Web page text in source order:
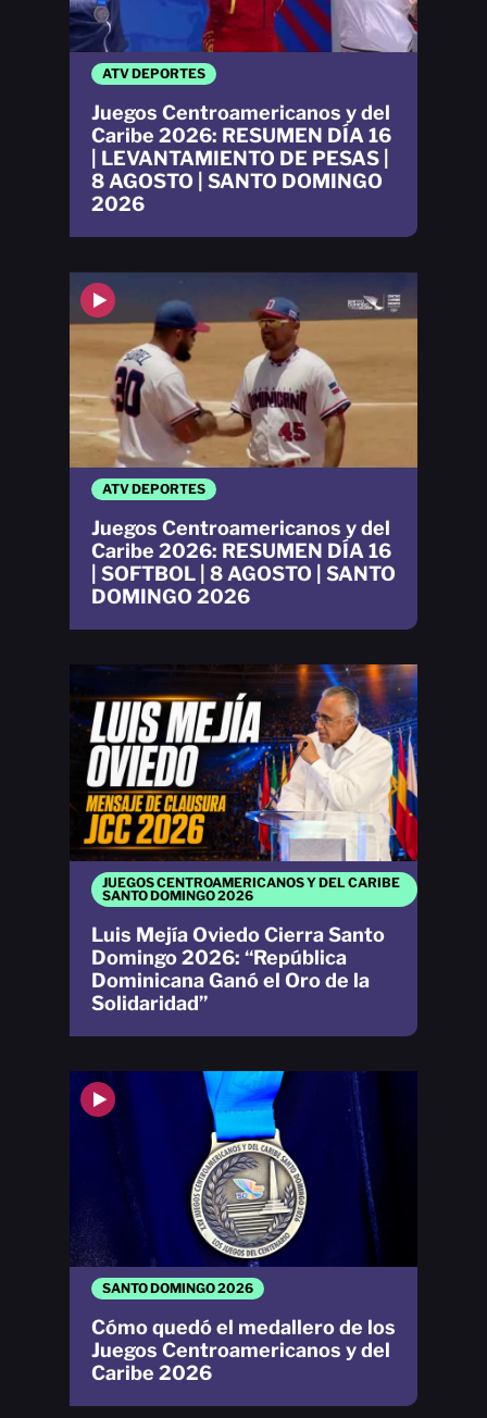
ATV DEPORTES
Juegos Centroamericanos y del
Caribe 2026: RESUMEN DÍA 16
| SOFTBOL | 8 AGOSTO | SANTO
DOMINGO 2026
ATV DEPORTES
Juegos Centroamericanos y del
Caribe 2026: RESUMEN DÍA 16
| LEVANTAMIENTO DE PESAS |
8 AGOSTO | SANTO DOMINGO
2026
SANTO DOMINGO 2026
Cómo quedó el medallero de los
Juegos Centroamericanos y del
Caribe 2026
JUEGOS CENTROAMERICANOS Y DEL CARIBE
SANTO DOMINGO 2026
Luis Mejía Oviedo Cierra Santo
Domingo 2026: “República
Dominicana Ganó el Oro de la
Solidaridad”